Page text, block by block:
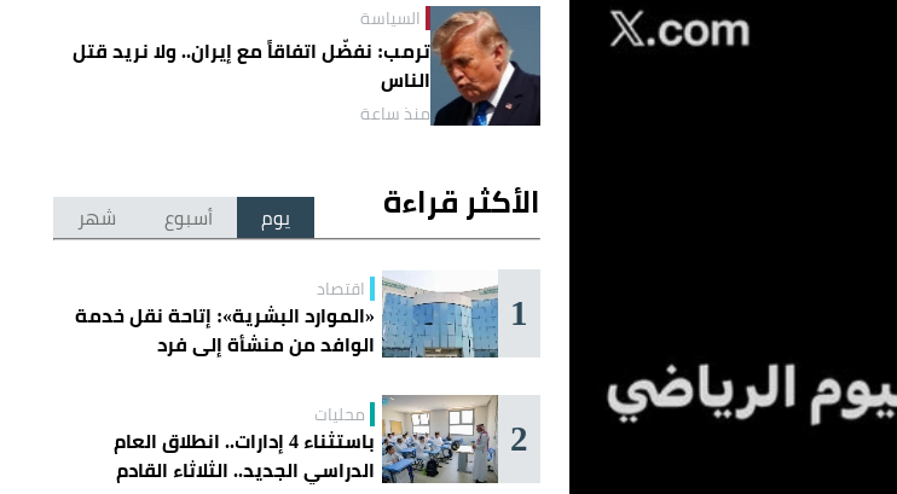
السياسة
ترمب: نفضّل اتفاقاً مع إيران.. ولا نريد قتل
الناس
منذ ساعة
الأكثر قراءة يوم أسبوع شهر
1 اقتصاد
«الموارد البشرية»: إتاحة نقل خدمة
الوافد من منشأة إلى فرد
2 محليات
باستثناء 4 إدارات.. انطلاق العام
الدراسي الجديد.. الثلاثاء القادم